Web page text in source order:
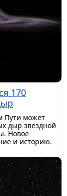
170
Пути может
дыр звездной
Новое
и историю.